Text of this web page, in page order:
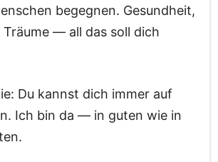
begegnen. Gesundheit,
— all das soll dich
Du kannst dich immer auf
Ich bin da — in guten wie in